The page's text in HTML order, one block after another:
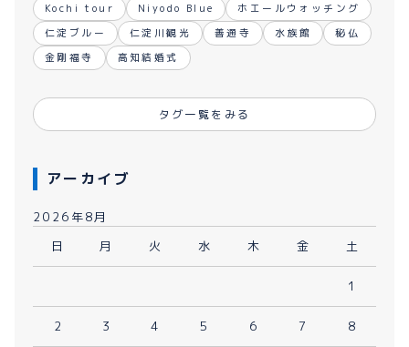
Kochi tour Niyodo Blue
ホエールウォッチング
仁淀ブルー
仁淀川観光 善通寺 水族館
秘仏
金剛福寺
高知結婚式
タグ一覧をみる
アーカイブ
2026年8月
日
月 火 水 木 金 土
1
2 3 4 5 6 7 8